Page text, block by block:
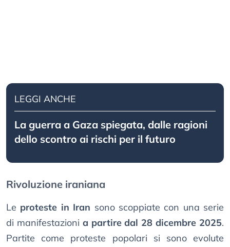
LEGGI ANCHE
La guerra a Gaza spiegata, dalle ragioni
dello scontro ai rischi per il futuro
Rivoluzione iraniana
Le proteste in Iran sono scoppiate con una serie
di manifestazioni a partire dal 28 dicembre 2025.
Partite come proteste popolari si sono evolute